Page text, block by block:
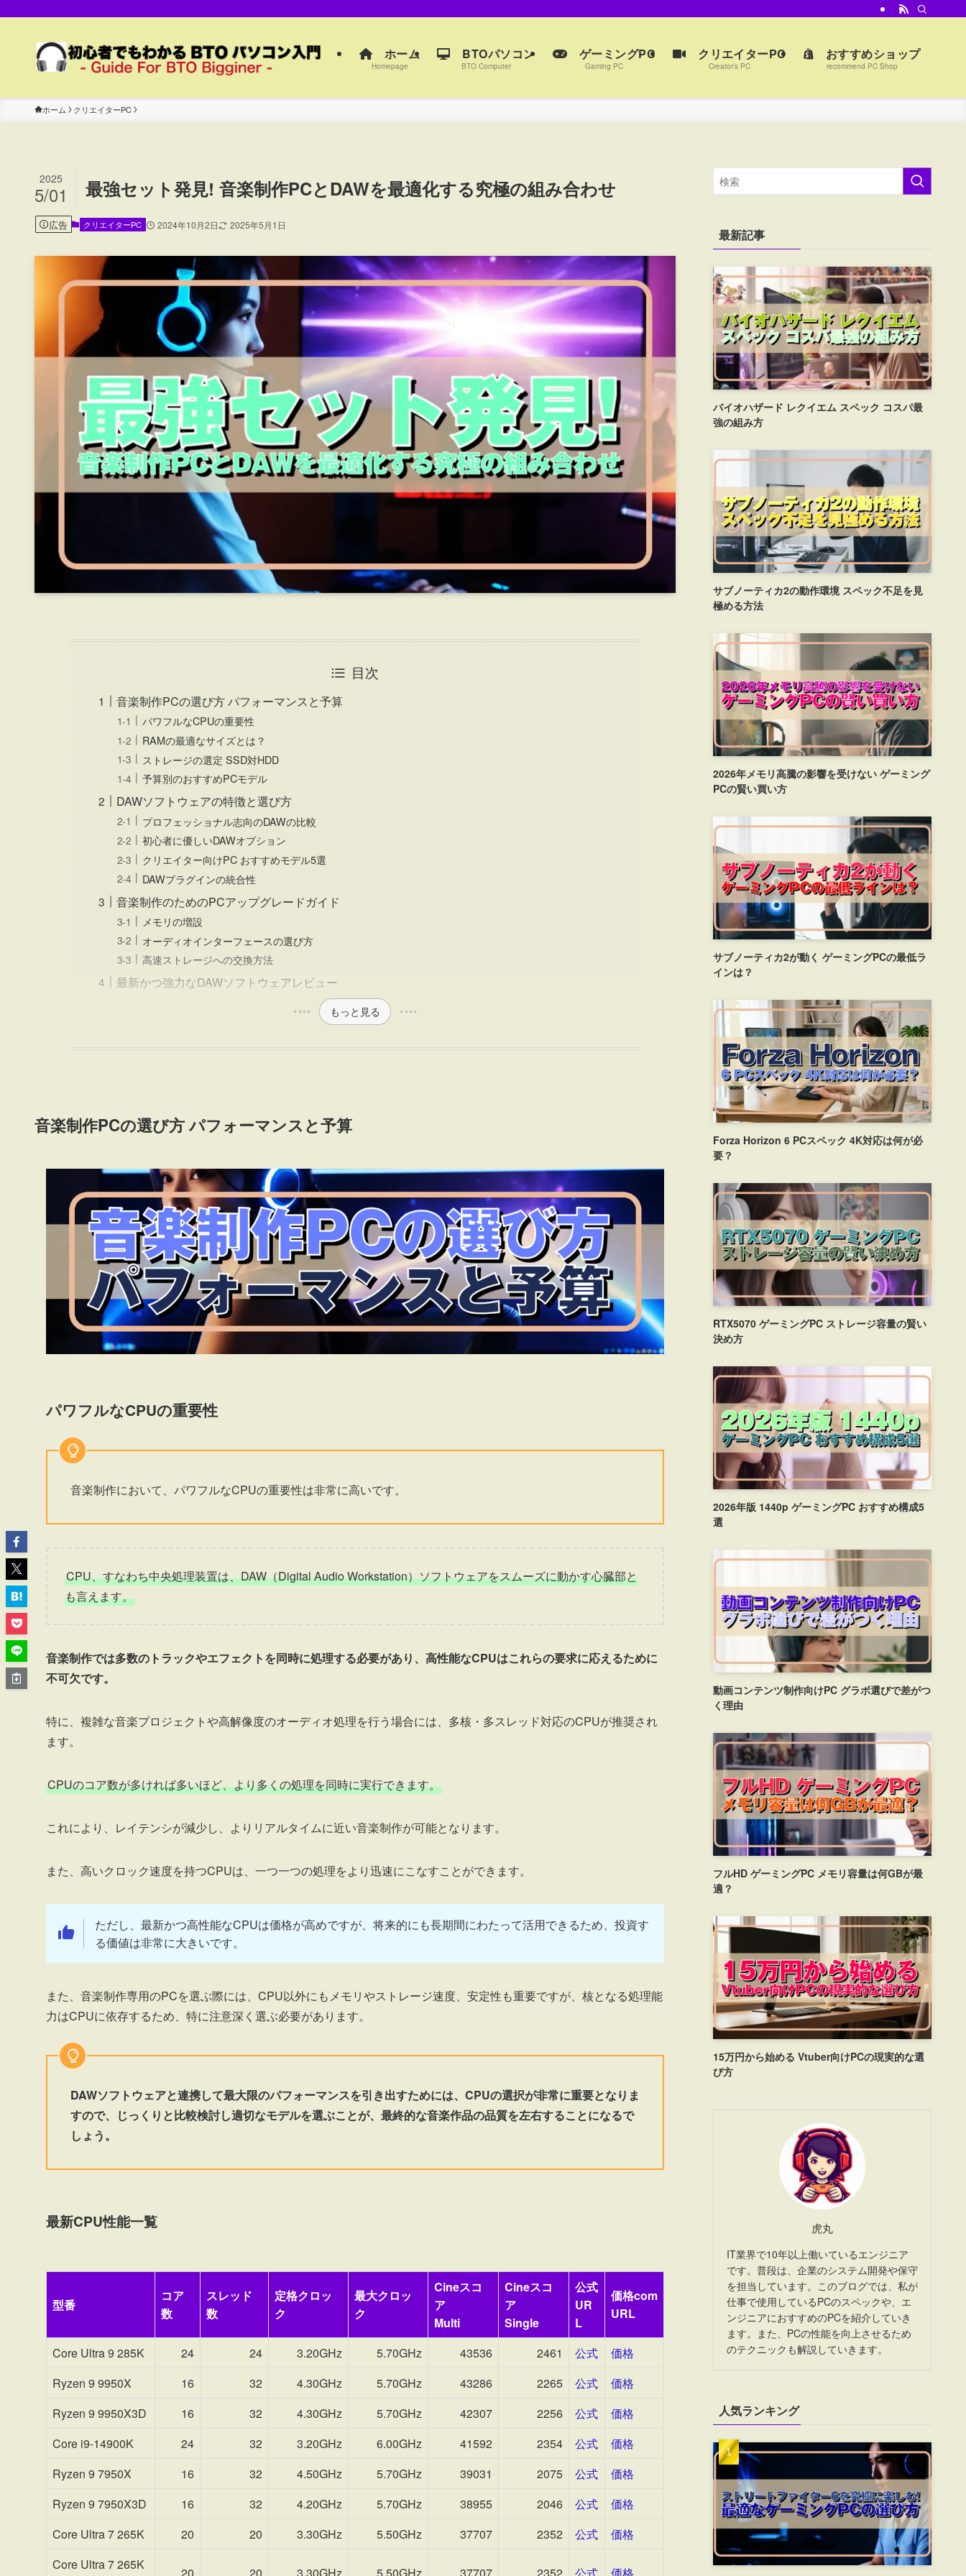
ホーム
Homepage
BTOパソコン
BTO Computer
ゲーミングPC
Gaming PC
クリエイターPC
Creator’s PC
おすすめショップ
recommend PC Shop
ホーム クリエイターPC
最強セット発見! 音楽制作PCとDAWを最適化する究極の組み合わせ
2025
5/01
広告 クリエイターPC 2024年10月2日 2025年5月1日
目次
音楽制作PCの選び方 パフォーマンスと予算
パワフルなCPUの重要性
RAMの最適なサイズとは？
ストレージの選定 SSD対HDD
予算別のおすすめPCモデル
DAWソフトウェアの特徴と選び方
プロフェッショナル志向のDAWの比較
初心者に優しいDAWオプション
クリエイター向けPC おすすめモデル5選
DAWプラグインの統合性
音楽制作のためのPCアップグレードガイド
メモリの増設
オーディオインターフェースの選び方
高速ストレージへの交換方法
最新かつ強力なDAWソフトウェアレビュー
もっと見る
音楽制作PCの選び方 パフォーマンスと予算
パワフルなCPUの重要性
音楽制作において、パワフルなCPUの重要性は非常に高いです。
CPU、すなわち中央処理装置は、DAW（Digital Audio Workstation）ソフトウェアをスムーズに動かす心臓部と
も言えます。
音楽制作では多数のトラックやエフェクトを同時に処理する必要があり、高性能なCPUはこれらの要求に応えるために
不可欠です。
特に、複雑な音楽プロジェクトや高解像度のオーディオ処理を行う場合には、多核・多スレッド対応のCPUが推奨され
ます。
CPUのコア数が多ければ多いほど、より多くの処理を同時に実行できます。
これにより、レイテンシが減少し、よりリアルタイムに近い音楽制作が可能となります。
また、高いクロック速度を持つCPUは、一つ一つの処理をより迅速にこなすことができます。
ただし、最新かつ高性能なCPUは価格が高めですが、将来的にも長期間にわたって活用できるため、投資す
る価値は非常に大きいです。
また、音楽制作専用のPCを選ぶ際には、CPU以外にもメモリやストレージ速度、安定性も重要ですが、核となる処理能
力はCPUに依存するため、特に注意深く選ぶ必要があります。
DAWソフトウェアと連携して最大限のパフォーマンスを引き出すためには、CPUの選択が非常に重要となりま
すので、じっくりと比較検討し適切なモデルを選ぶことが、最終的な音楽作品の品質を左右することになるで
しょう。
最新CPU性能一覧
型番
コア
数
スレッド
数
定格クロッ
ク
最大クロッ
ク
Cineスコ
ア
Multi
Cineスコ
ア
Single
公式
UR
L
価格com
URL
Core Ultra 9 285K 24 24 3.20GHz 5.70GHz 43536 2461 公式
価格
Ryzen 9 9950X
16 32 4.30GHz 5.70GHz 43286 2265 公式
価格
Ryzen 9 9950X3D
16 32 4.30GHz 5.70GHz 42307 2256 公式
価格
Core i9-14900K
24 32 3.20GHz 6.00GHz 41592 2354 公式
価格
Ryzen 9 7950X
16 32 4.50GHz 5.70GHz 39031 2075 公式
価格
Ryzen 9 7950X3D
16 32 4.20GHz 5.70GHz 38955 2046 公式
価格
Core Ultra 7 265K
20 20 3.30GHz 5.50GHz 37707 2352 公式
価格
Core Ultra 7 265K
20 20 3.30GHz 5.50GHz 37707 2352 公式 価格
最新記事
バイオハザード レクイエム スペック コスパ最
強の組み方
サブノーティカ2の動作環境 スペック不足を見
極める方法
2026年メモリ高騰の影響を受けない ゲーミング
PCの賢い買い方
サブノーティカ2が動く ゲーミングPCの最低ラ
インは？
Forza Horizon 6 PCスペック 4K対応は何が必
要？
RTX5070 ゲーミングPC ストレージ容量の賢い
決め方
2026年版 1440p ゲーミングPC おすすめ構成5
選
動画コンテンツ制作向けPC グラボ選びで差がつ
く理由
フルHD ゲーミングPC メモリ容量は何GBが最
適？
15万円から始める Vtuber向けPCの現実的な選
び方
虎丸
IT業界で10年以上働いているエンジニア
です。普段は、企業のシステム開発や保守
を担当しています。このブログでは、私が
仕事で使用しているPCのスペックや、エ
ンジニアにおすすめのPCを紹介していき
ます。また、PCの性能を向上させるため
のテクニックも解説していきます。
人気ランキング